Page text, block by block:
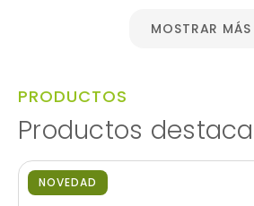
MOSTRAR MÁS
PRODUCTOS
Productos
NOVEDAD